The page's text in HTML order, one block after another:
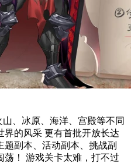
、冰原、海洋、宫殿等不同
界的风采 更有首批开放长达
副本、活动副本、挑战副
！ 游戏关卡太难，打不过